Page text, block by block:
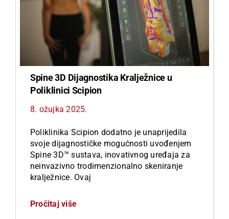
Spine 3D Dijagnostika Kralježnice u
Poliklinici Scipion
8. ožujka 2025.
Poliklinika Scipion dodatno je unaprijedila
svoje dijagnostičke mogućnosti uvođenjem
Spine 3D™ sustava, inovativnog uređaja za
neinvazivno trodimenzionalno skeniranje
kralježnice. Ovaj
Pročitaj više